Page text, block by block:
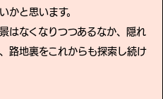
と思います。
はなくなりつつあるなか、隠れ
路地裏をこれからも探索し続け